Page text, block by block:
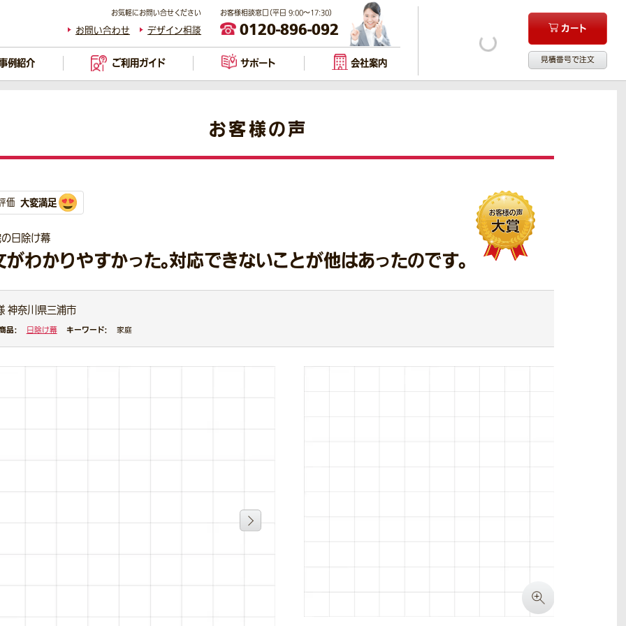
お気軽にお問い合せください
お問い合わせ デザイン相談
お客様相談窓口（平日 9:00～17:30）
0120-896-092 カート
見積番号で注文
例紹介 ご利用ガイド サポート 会社案内
お客様の声
価 大変満足
日除け幕
わかりやすかった。対応できないことが他はあったのです。
神奈川県三浦市
品： 日除け幕 キーワード： 家庭